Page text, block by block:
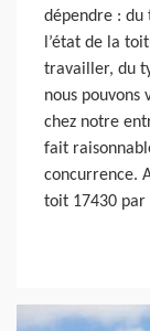
dépendre :
l’état de la
travailler, du
nous pouvons
chez notre
fait
concurrence.
toit 17430 par